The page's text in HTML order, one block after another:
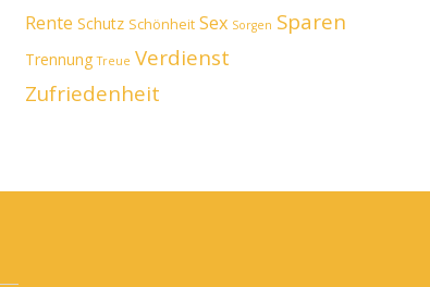
Rente Schutz Schönheit Sex Sorgen Sparen
Trennung Treue Verdienst
Zufriedenheit